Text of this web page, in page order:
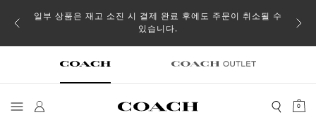
일부 상품은 재고 소진 시 결제 완료 후에도 주문이 취소될 수
있습니다.
0